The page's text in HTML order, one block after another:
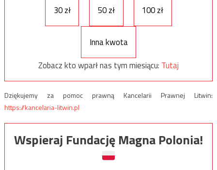
30 zł
50 zł 100 zł
Inna kwota
Zobacz kto wparł nas tym miesiącu: Tutaj
Dziękujemy za pomoc prawną Kancelarii Prawnej Litwin:
https://kancelaria-litwin.pl
Wspieraj Fundację Magna Polonia!